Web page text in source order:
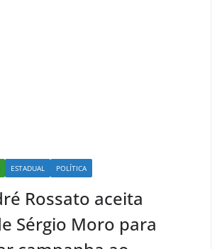
ESTADUAL POLÍTICA
Rossato aceita
Sérgio Moro para